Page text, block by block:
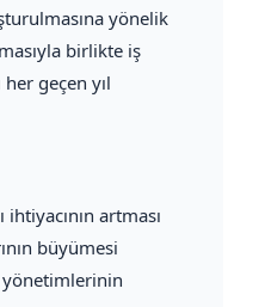
yönelik
birlikte iş
geçen yıl
artması
büyümesi